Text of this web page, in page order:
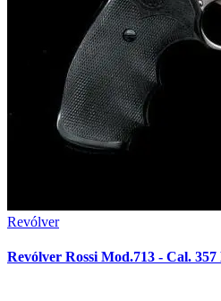
Revólver
Revólver Rossi Mod.713 - Cal.